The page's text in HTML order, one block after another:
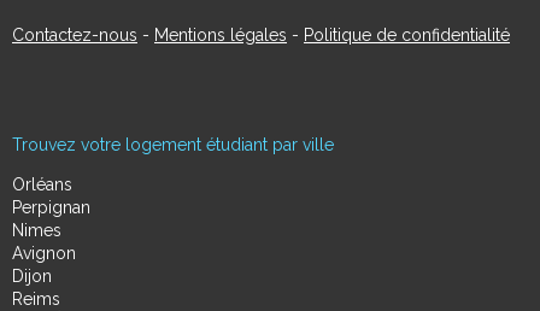
Contactez-nous - Mentions légales - Politique de confidentialité
Trouvez votre logement étudiant par ville
Orléans
Perpignan
Nimes
Avignon
Dijon
Reims